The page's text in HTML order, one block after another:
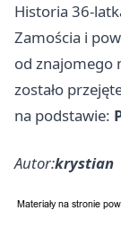
Historia 36-
Zamościa i
od znajomego
zostało
na podstawie:
Autor:krystian